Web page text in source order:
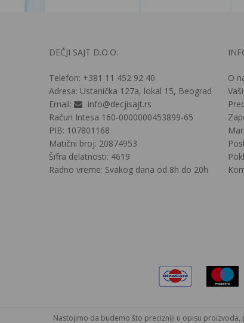
DEČJI SAJT D.O.O.
Telefon: +381 11 452 92 40
Adresa: Ustanička 127a, lokal 15, Beograd
Email:
info@decjisajt.rs
Račun Intesa 160-0000000453899-65
PIB: 107801168
Matični broj: 20874953
Šifra delatnosti: 4619
Radno vreme: Svakog dana od 8h do 20h
O
Nastojimo da budemo što precizniji u opisu proizvoda,